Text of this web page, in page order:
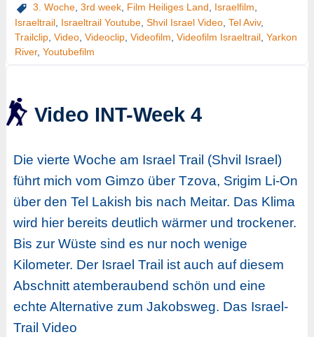
3. Woche, 3rd week, Film Heiliges Land Israelfilm
Israeltrail, Israeltrail Youtube, Shvil Israel Video, Tel Aviv,
Trailclip, Video, Videoclip, Videofilm Videofilm Israeltrail, Yarkon
River, Youtubefilm
Video INT-Week 4
Die vierte Woche am Israel Trail (Shvil Israel)
führt mich vom Gimzo über Tzova, Srigim Li-On
über den Tel Lakish bis nach Meitar. Das Klima
wird hier bereits deutlich wärmer und trockener.
Bis zur Wüste sind es nur noch wenige
Kilometer. Der Israel Trail ist auch auf diesem
Abschnitt atemberaubend schön und eine
echte Alternative zum Jakobsweg. Das Israel-
Trail Video